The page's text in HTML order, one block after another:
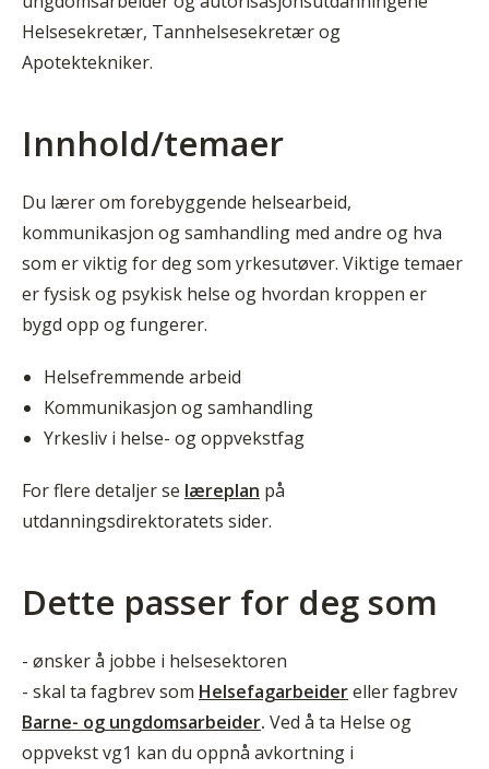
Helsesekretær, Tannhelsesekretær og
Apotektekniker.
Innhold/temaer
Du lærer om forebyggende helsearbeid,
kommunikasjon og samhandling med andre og hva
som er viktig for deg som yrkesutøver. Viktige temaer
er fysisk og psykisk helse og hvordan kroppen er
bygd opp og fungerer.
Helsefremmende arbeid
Kommunikasjon og samhandling
Yrkesliv i helse- og oppvekstfag
For flere detaljer se læreplan på
utdanningsdirektoratets sider.
Dette passer for deg som
- ønsker å jobbe i helsesektoren
- skal ta fagbrev som Helsefagarbeidereller fagbrev
Barne- og ungdomsarbeider. Ved å ta Helse og
oppvekst vg1 kan du oppnå avkortning i